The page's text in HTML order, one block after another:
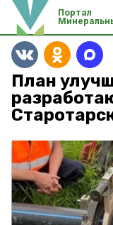
Портал
План